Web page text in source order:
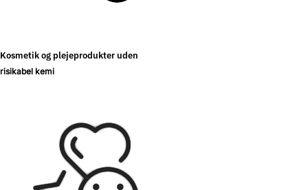
Kosmetik og plejeprodukter uden
risikabel kemi